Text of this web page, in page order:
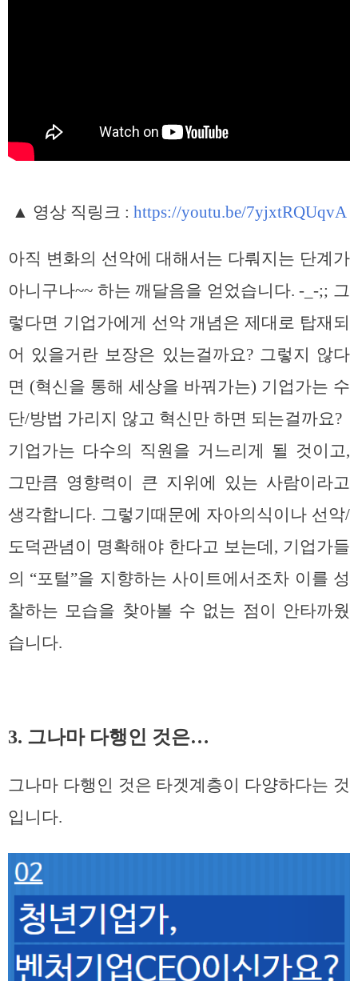
▲ 영상 직링크 : https://youtu.be/7yjxtRQUqvA
아직 변화의 선악에 대해서는 다뤄지는 단계가
아니구나~~ 하는 깨달음을 얻었습니다. -_-;; 그
렇다면 기업가에게 선악 개념은 제대로 탑재되
어 있을거란 보장은 있는걸까요? 그렇지 않다
면 (혁신을 통해 세상을 바꿔가는) 기업가는 수
단/방법 가리지 않고 혁신만 하면 되는걸까요?
기업가는 다수의 직원을 거느리게 될 것이고,
그만큼 영향력이 큰 지위에 있는 사람이라고
생각합니다. 그렇기때문에 자아의식이나 선악/
도덕관념이 명확해야 한다고 보는데, 기업가들
의 “포털”을 지향하는 사이트에서조차 이를 성
찰하는 모습을 찾아볼 수 없는 점이 안타까웠
습니다.
3. 그나마 다행인 것은…
그나마 다행인 것은 타겟계층이 다양하다는 것
입니다.